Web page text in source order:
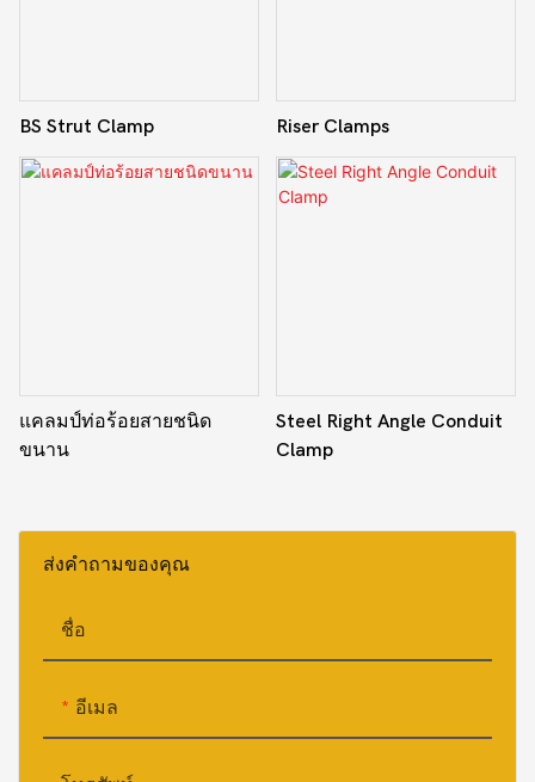
ส่งคำถามของคุณ
ชื่อ
อีเมล
BS Strut Clamp Riser Clamps
แคลมป์ท่อร้อยสายชนิด
ขนาน
Steel Right Angle Conduit
Clamp